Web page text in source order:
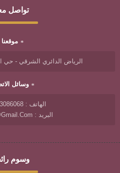
تواصل
الرياض الدائري الشرقي - حي
وسائل
الهاتف : 00966533086068
البريد : Taifarqad@gmail.com
وسوم